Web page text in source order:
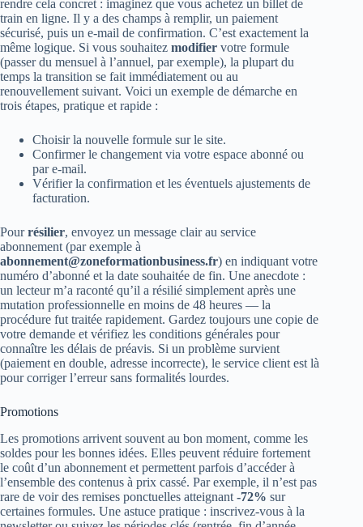
rendre cela concret : imaginez que vous achetez un billet de
train en ligne. Il y a des champs à remplir, un paiement
sécurisé, puis un e‑mail de confirmation. C’est exactement la
même logique. Si vous souhaitez modifier votre formule
(passer du mensuel à l’annuel, par exemple), la plupart du
temps la transition se fait immédiatement ou au
renouvellement suivant. Voici un exemple de démarche en
trois étapes, pratique et rapide :
Choisir la nouvelle formule sur le site.
Confirmer le changement via votre espace abonné ou
par e‑mail.
Vérifier la confirmation et les éventuels ajustements de
facturation.
Pourrésilier, envoyez un message clair au service
abonnement (par exemple à
abonnement@zoneformationbusiness.fr) en indiquant votre
numéro d’abonné et la date souhaitée de fin. Une anecdote :
un lecteur m’a raconté qu’il a résilié simplement après une
mutation professionnelle en moins de 48 heures — la
procédure fut traitée rapidement. Gardez toujours une copie de
votre demande et vérifiez les conditions générales pour
connaître les délais de préavis. Si un problème survient
(paiement en double, adresse incorrecte), le service client est là
pour corriger l’erreur sans formalités lourdes.
Promotions
Les promotions arrivent souvent au bon moment, comme les
soldes pour les bonnes idées. Elles peuvent réduire fortement
le coût d’un abonnement et permettent parfois d’accéder à
l’ensemble des contenus à prix cassé. Par exemple, il n’est pas
rare de voir des remises ponctuelles atteignant -72% sur
certaines formules. Une astuce pratique : inscrivez‑vous à la